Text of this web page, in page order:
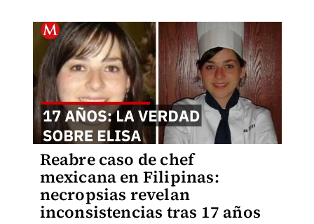
Reabre caso de chef
mexicana en Filipinas:
necropsias revelan
inconsistencias tras 17 años